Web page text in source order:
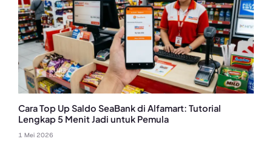
Cara Top Up Saldo SeaBank di Alfamart: Tutorial
Lengkap 5 Menit Jadi untuk Pemula
1 Mei 2026